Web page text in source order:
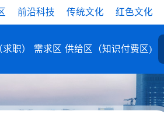
前沿科技 传统文化 红色文化
职） 需求区 供给区（知识付费区)